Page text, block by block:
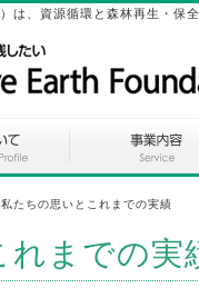
、資源循環と森林再生・保
私たちの思いとこれまでの実績
れまでの実